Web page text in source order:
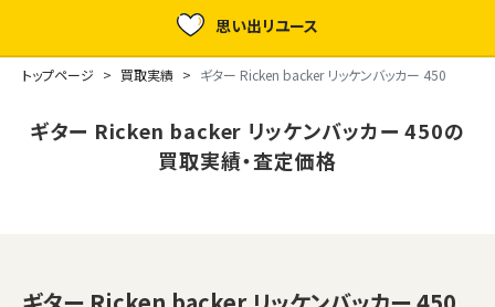
思い出リユース
トップページ 買取実績 ギター Ricken backer リッケンバッカー 450
ギター Ricken backer リッケンバッカー 450の
買取実績・査定価格